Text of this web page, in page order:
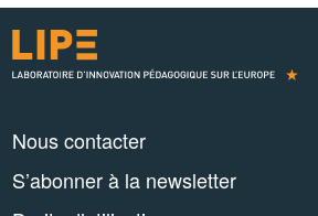
Nous contacter
S’abonner à la newsletter